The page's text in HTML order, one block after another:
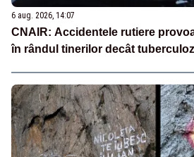
6 aug. 2026, 14:07
CNAIR: Accidentele rutiere
în rândul tinerilor decât